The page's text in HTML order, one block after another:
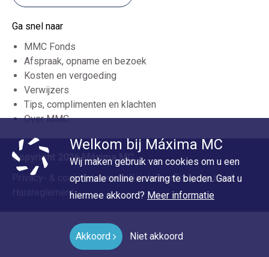
Ga snel naar
MMC Fonds
Afspraak, opname en bezoek
Kosten en vergoeding
Verwijzers
Tips, complimenten en klachten
Over MMC
Privacy- & cookiestatementDisclaimerFoutje gezien?
Huisreglement
Copyright 2026 Máxima MC
Welkom bij Máxima MC
Wij maken gebruik van cookies om u een
optimale online ervaring te bieden. Gaat u
hiermee akkoord? Meer informatie
Akkoord Niet akkoord